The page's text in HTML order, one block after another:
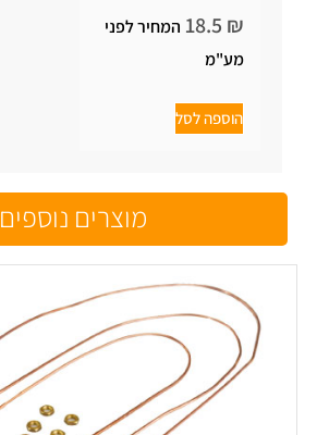
₪
המחיר לפני
מע"מ
הוספה לסל
מוצרים נוספים